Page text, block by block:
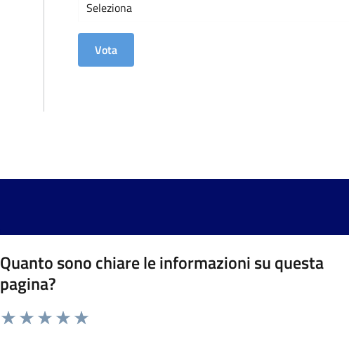
Quanto sono chiare le informazioni su questa
pagina?
Valuta da 1 a 5 stelle la pagina